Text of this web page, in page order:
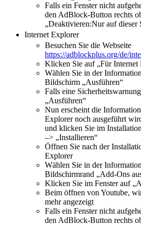
Falls ein Fenster nicht
den AdBlock-Button rechts
„Deaktivieren:Nur auf dieser
Internet Explorer
Besuchen Sie die Webseite
https://adblockplus.org/de/
Klicken Sie auf „Für Internet
Wählen Sie in der
Bildschirm „Ausführen“
Falls eine
„Ausführen“
Nun erscheint die
Explorer noch ausgeführt
und klicken Sie im
–> „Installieren“
Öffnen Sie nach der
Explorer
Wählen Sie in der
Bildschirmrand „Add-Ons
Klicken Sie im Fenster auf
Beim öffnen von Youtube,
mehr angezeigt
Falls ein Fenster nicht
den AdBlock-Button rechts